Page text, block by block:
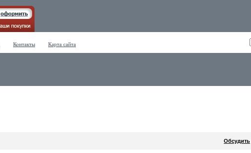
Контакты Карта сайта
Обсудить